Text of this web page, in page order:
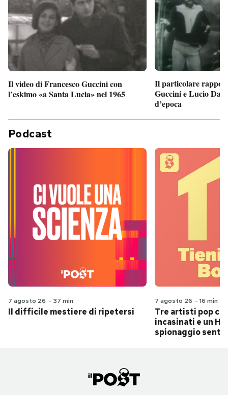
Il video di Francesco Guccini con
l’eskimo «a Santa Lucia» nel 1965
Il particolare
Guccini e Lucio
d’epoca
Podcast
7 agosto 26 - 37 min
Il difficile mestiere di ripetersi
7 agosto 26 - 16 min
Tre artisti pop
incasinati e un
spionaggio